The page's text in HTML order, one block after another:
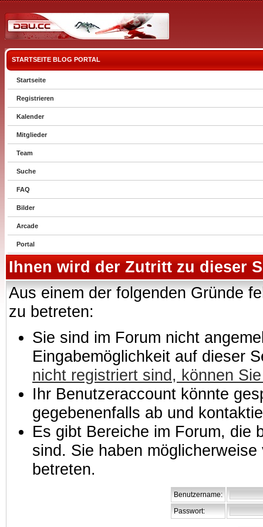
STARTSEITE BLOG PORTAL
Startseite
Registrieren
Kalender
Mitglieder
Team
Suche
FAQ
Bilder
Arcade
Portal
Ihnen wird der Zutritt zu dieser
Aus einem der folgenden Gründe
zu betreten:
Sie sind im Forum nicht
Eingabemöglichkeit auf dieser
nicht registriert sind, können
Ihr Benutzeraccount könnte
gegebenenfalls ab und
Es gibt Bereiche im Forum, die
sind. Sie haben
betreten.
Benutzername:
Passwort: